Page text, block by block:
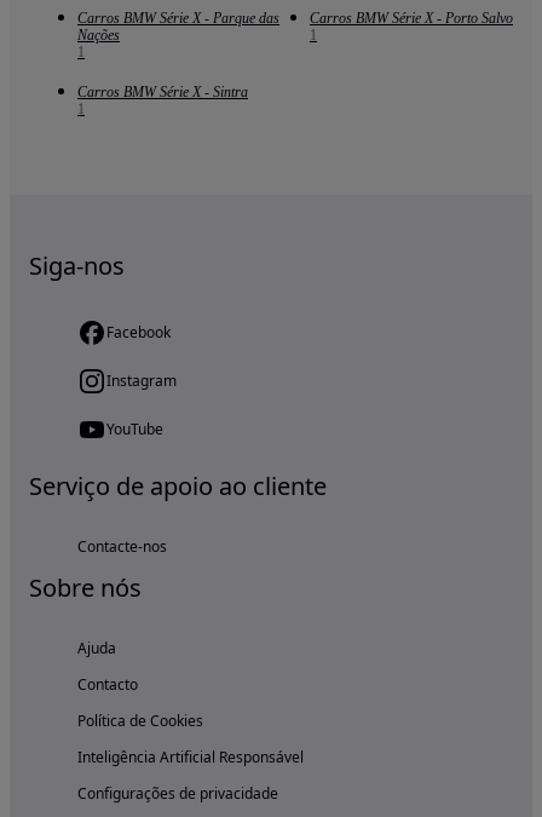
Carros BMW Série X - Parque das
Nações
1
Carros BMW Série X - Porto Salvo
1
Carros BMW Série X - Sintra
1
Siga-nos
Facebook
Instagram
YouTube
Serviço de apoio ao cliente
Contacte-nos
Sobre nós
Ajuda
Contacto
Política de Cookies
Inteligência Artificial Responsável
Configurações de privacidade